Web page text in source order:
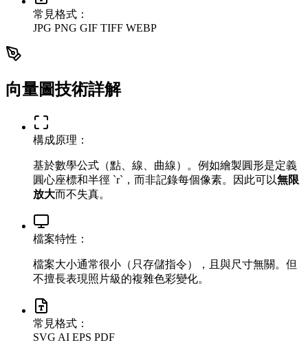
常見格式：
JPG PNG GIF TIFF WEBP
向量圖技術詳解
構成原理：
基於數學公式（點、線、曲線）。例如繪製圓形是定義
圓心座標和半徑 `r`，而非記錄每個像素。因此可以無限
放大而不失真。
檔案特性：
檔案大小通常很小（只存儲指令），且與尺寸無關。但
不擅長表現照片級的複雜色彩變化。
常見格式：
SVG AI EPS PDF